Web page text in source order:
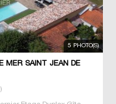
5 PHOTO(S)
MER SAINT JEAN DE
)